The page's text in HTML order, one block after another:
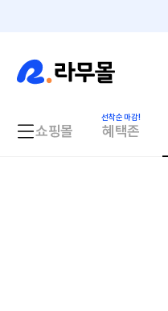
쇼핑몰 혜택존